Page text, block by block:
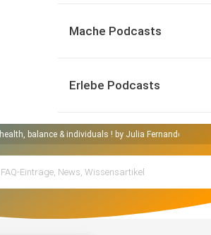
Mache Podcasts
Erlebe Podcasts
health, balance & individuals ! by Julia Fernandez